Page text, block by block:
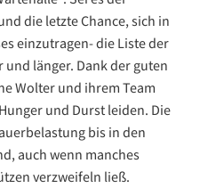
die letzte Chance, sich in
einzutragen- die Liste der
länger. Dank der guten
Wolter und ihrem Team
und Durst leiden. Die
bis in den
auch wenn manches
verzweifeln ließ.